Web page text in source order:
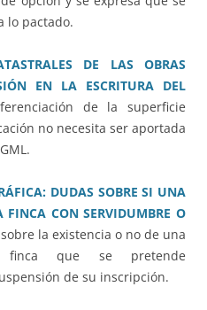
lo pactado.
DE LAS OBRAS
EN LA ESCRITURA DEL
de la superficie
no necesita ser aportada
DUDAS SOBRE SI UNA
CON SERVIDUMBRE O
la existencia o no de una
finca que se pretende
de su inscripción.